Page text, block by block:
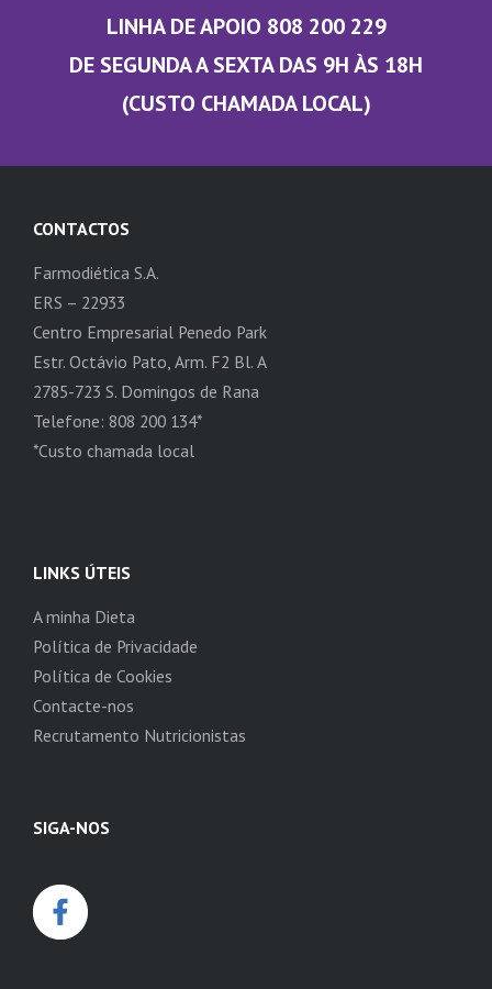
LINHA DE APOIO 808 200 229
DE SEGUNDA A SEXTA DAS 9H ÀS 18H
(CUSTO CHAMADA LOCAL)
CONTACTOS
Farmodiética S.A.
ERS – 22933
Centro Empresarial Penedo Park
Estr. Octávio Pato, Arm. F2 Bl. A
2785-723 S. Domingos de Rana
Telefone: 808 200 134*
*Custo chamada local
LINKS ÚTEIS
A minha Dieta
Política de Privacidade
Política de Cookies
Contacte-nos
Recrutamento Nutricionistas
SIGA-NOS